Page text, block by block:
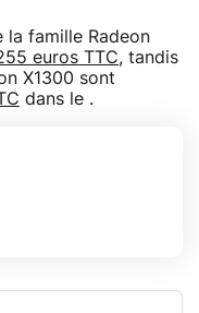
la famille Radeon
euros TTC, tandis
X1300 sont
dans le .